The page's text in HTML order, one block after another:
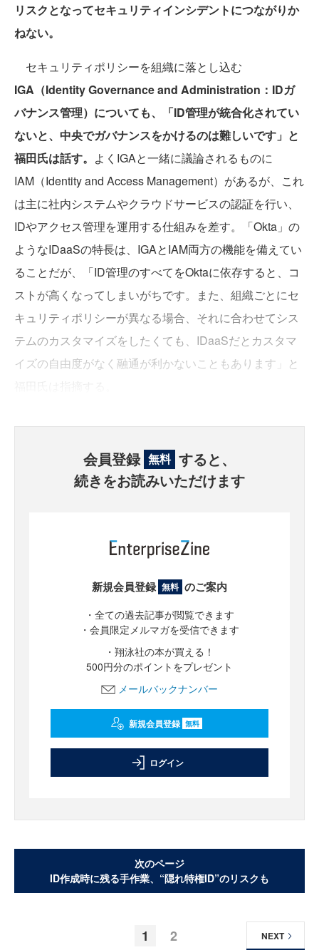
リスクとなってセキュリティインシデントにつながりか
ねない。
セキュリティポリシーを組織に落とし込む
IGA（Identity Governance and Administration：IDガ
バナンス管理）についても、「ID管理が統合化されてい
ないと、中央でガバナンスをかけるのは難しいです」と
福田氏は話す。 よくIGAと一緒に議論されるものに
IAM（Identity and Access Management）があるが、これ
は主に社内システムやクラウドサービスの認証を行い、
IDやアクセス管理を運用する仕組みを差す。「Okta」の
ようなIDaaSの特長は、IGAとIAM両方の機能を備えてい
ることだが、「ID管理のすべてをOktaに依存すると、コ
ストが高くなってしまいがちです。また、組織ごとにセ
キュリティポリシーが異なる場合、それに合わせてシス
テムのカスタマイズをしたくても、IDaaSだとカスタマ
イズの自由度がなく融通が利かないこともあります」と
会員登録 無料 すると、
続きをお読みいただけます
新規会員登録 無料 のご案内
・全ての過去記事が閲覧できます
・会員限定メルマガを受信できます
・翔泳社の本が買える！
500円分のポイントをプレゼント
メールバックナンバー
新規会員登録 無料
ログイン
次のページ
ID作成時に残る手作業、“隠れ特権ID”のリスクも
1 2 NEXT